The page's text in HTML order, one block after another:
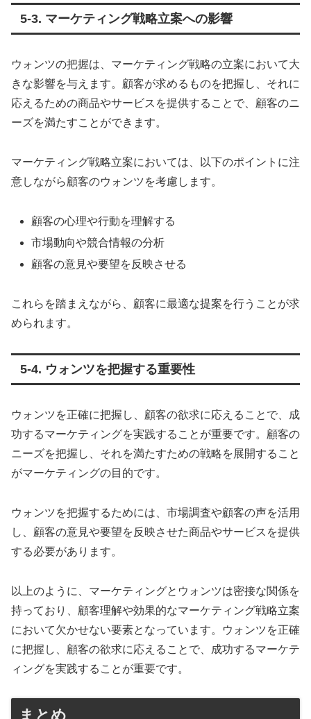
5-3. マーケティング戦略立案への影響
ウォンツの把握は、マーケティング戦略の立案において大
きな影響を与えます。顧客が求めるものを把握し、それに
応えるための商品やサービスを提供することで、顧客のニ
ーズを満たすことができます。
マーケティング戦略立案においては、以下のポイントに注
意しながら顧客のウォンツを考慮します。
顧客の心理や行動を理解する
市場動向や競合情報の分析
顧客の意見や要望を反映させる
これらを踏まえながら、顧客に最適な提案を行うことが求
められます。
5-4. ウォンツを把握する重要性
ウォンツを正確に把握し、顧客の欲求に応えることで、成
功するマーケティングを実践することが重要です。顧客の
ニーズを把握し、それを満たすための戦略を展開すること
がマーケティングの目的です。
ウォンツを把握するためには、市場調査や顧客の声を活用
し、顧客の意見や要望を反映させた商品やサービスを提供
する必要があります。
以上のように、マーケティングとウォンツは密接な関係を
持っており、顧客理解や効果的なマーケティング戦略立案
において欠かせない要素となっています。ウォンツを正確
に把握し、顧客の欲求に応えることで、成功するマーケテ
ィングを実践することが重要です。
まとめ